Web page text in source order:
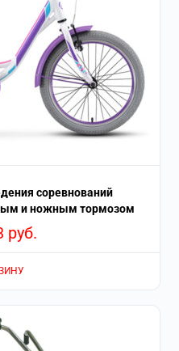
соревнований
и ножным тормозом
руб.